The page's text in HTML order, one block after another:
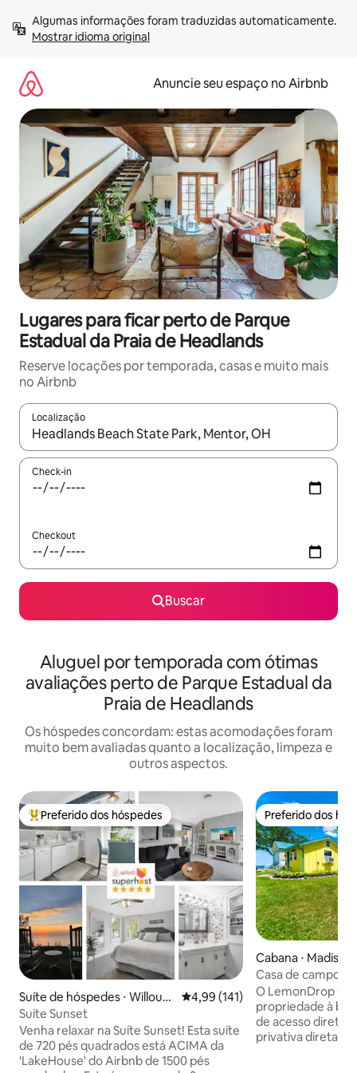
para
Mostrar idioma original
Anuncie seu espaço no Airbnb
Lugares para ficar perto de Parque
Estadual da Praia de Headlands
Reserve locações por temporada, casas e muito mais
no Airbnb
Localização
Quando os resultados estiverem disponíveis, explore-os
Check-in
Checkout
Buscar
Aluguel por temporada com ótimas
avaliações perto de Parque Estadual da
Praia de Headlands
Os hóspedes concordam: estas acomodações foram
muito bem avaliadas quanto a localização, limpeza e
outros aspectos.
Entre os melhores preferidos dos hóspedes
Preferido dos hóspedes
Suíte de hóspedes ⋅ Willoug
hby
4,99 de uma avaliação média de
4,99 (141)
Suíte Sunset
Venha relaxar na Suíte Sunset! Esta suíte
de 720 pés quadrados está ACIMA da
'LakeHouse' do Airbnb de 1500 pés
Preferido dos
Preferido dos
Cabana ⋅ Madison
Casa de campo à
LemonDrop
O LemonDrop
propriedade à
de acesso direto
privativa